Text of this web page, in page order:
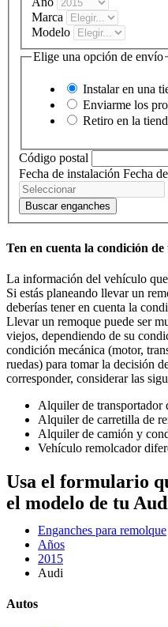
Marca
Modelo
Elige una opción de envío
Instalar en una
Enviarme los
Retiro en la
Código postal
Fecha de instalación Fecha
Buscar enganches
Ten en cuenta la condición
La información del vehículo que
Si estás planeando llevar un
deberías tener en cuenta la
Llevar un remoque puede ser
viejos, dependiendo de su
condición mecánica (motor,
ruedas) para tomar la decisión
corresponder, considerar las
Alquiler de transportador
Alquiler de carretilla de
Alquiler de camión y
Vehículo remolcador
Usa el formulario
el modelo de tu
Enganches para remolque
Años
2015
Audi
Autos